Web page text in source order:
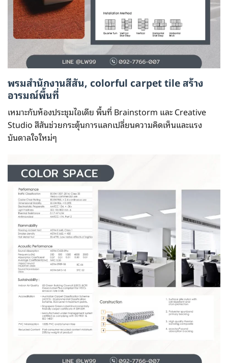
พรมสำนักงานสีสัน, colorful carpet tile สร้าง
อารมณ์พื้นที่
เหมาะกับห้องประชุมไอเดีย พื้นที่ Brainstorm และ Creative
Studio สีสันช่วยกระตุ้นการแลกเปลี่ยนความคิดเห็นและแรง
บันดาลใจใหม่ๆ